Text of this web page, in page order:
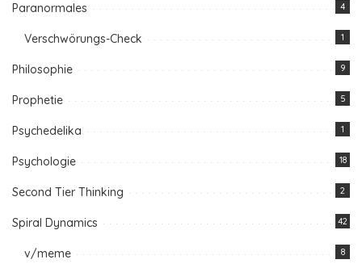
Paranormales 4
Verschwörungs-Check 1
Philosophie 9
Prophetie 5
Psychedelika 1
Psychologie 18
Second Tier Thinking 2
Spiral Dynamics 42
v/meme 8